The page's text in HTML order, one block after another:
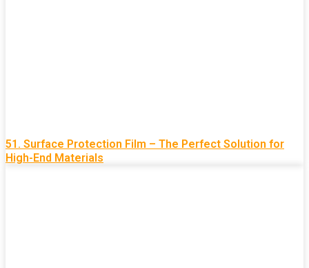
51. Surface Protection Film – The Perfect Solution for
High-End Materials